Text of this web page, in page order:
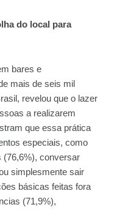
do local para
bares e
mais de seis mil
revelou que o lazer
a realizarem
que essa prática
especiais, como
(76,6%), conversar
simplesmente sair
básicas feitas fora
(71,9%),